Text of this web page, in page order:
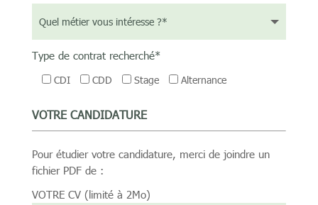
Type de contrat recherché*
CDI CDD Stage Alternance
VOTRE CANDIDATURE
Pour étudier votre candidature, merci de joindre un
fichier PDF de :
VOTRE CV (limité à 2Mo)